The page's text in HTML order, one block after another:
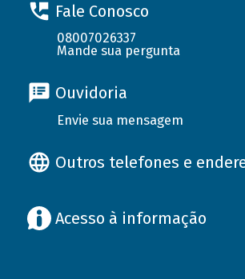
Fale Conosco
08007026337
Mande sua pergunta
Ouvidoria
Envie sua mensagem
Outros telefones e
Acesso à informação